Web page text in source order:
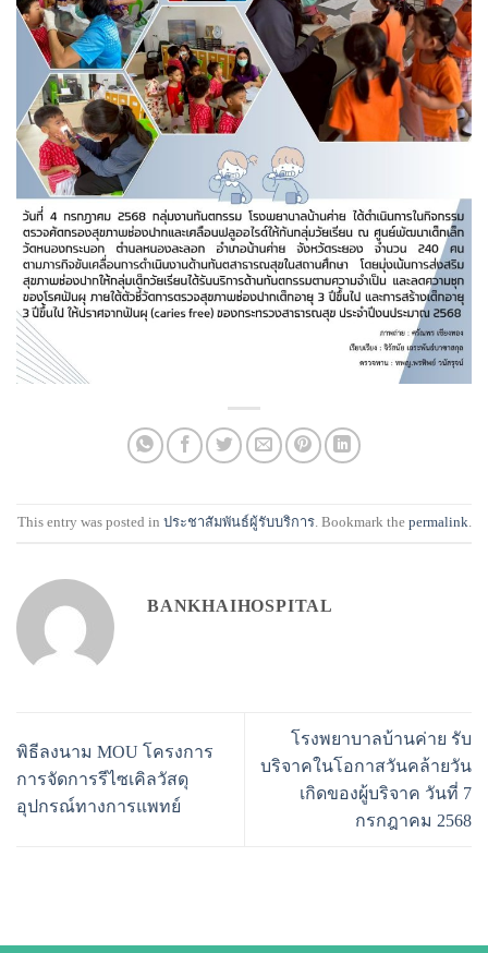
This entry was posted in ประชาสัมพันธ์ผู้รับบริการ. Bookmark the permalink.
BANKHAIHOSPITAL
พิธีลงนาม MOU โครงการ
การจัดการรีไซเคิลวัสดุ
อุปกรณ์ทางการแพทย์
โรงพยาบาลบ้านค่าย รับ
บริจาคในโอกาสวันคล้ายวัน
เกิดของผู้บริจาค วันที่ 7
กรกฎาคม 2568